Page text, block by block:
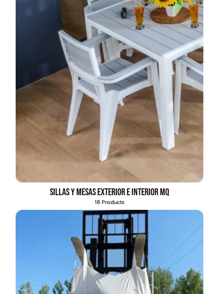
Sillas y mesas exterior e interior MQ
18 Products